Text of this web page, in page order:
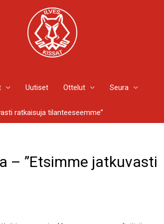
Uutiset Ottelut Seura
ratkaisuja tilanteeseemme”
– ”Etsimme jatkuvasti